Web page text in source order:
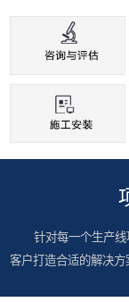
针对每一个生产
客户打造合适的解决